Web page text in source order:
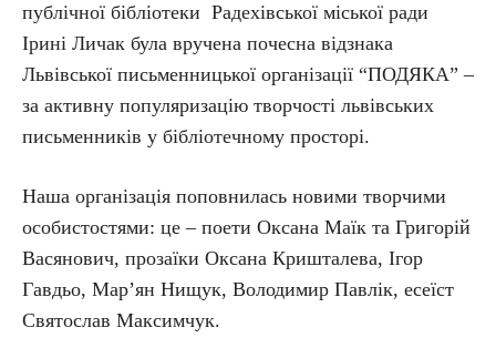
публічної бібліотеки Радехівської міської ради
Ірині Личак була вручена почесна відзнака
Львівської письменницької організації “ПОДЯКА” –
за активну популяризацію творчості львівських
письменників у бібліотечному просторі.
Наша організація поповнилась новими творчими
особистостями: це – поети Оксана Маїк та Григорій
Васянович, прозаїки Оксана Кришталева, Ігор
Гавдьо, Мар’ян Нищук, Володимир Павлік, есеїст
Святослав Максимчук.